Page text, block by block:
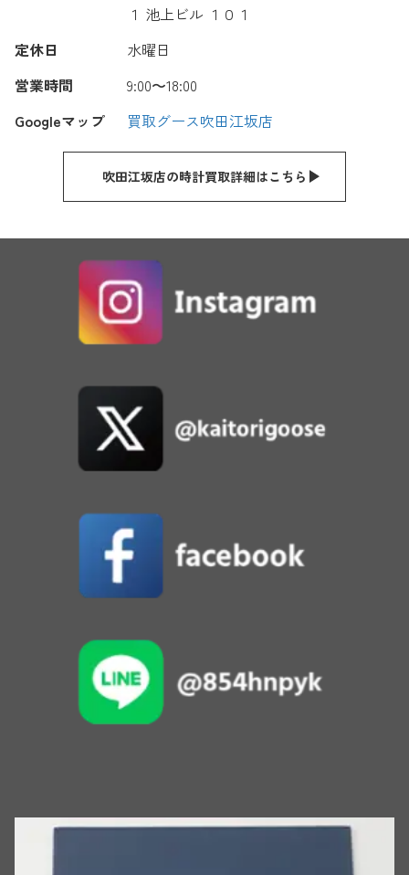
１ 池上ビル １０１
定休日
水曜日
営業時間
9:00〜18:00
Googleマップ
買取グース吹田江坂店
吹田江坂店の時計買取詳細はこちら